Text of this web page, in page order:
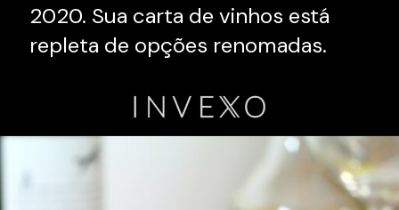
2020. Sua carta de vinhos está
repleta de opções renomadas.